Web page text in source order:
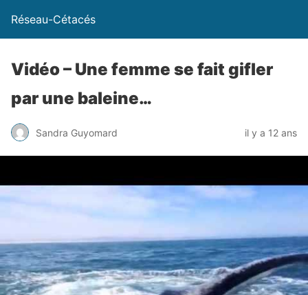
Réseau-Cétacés
Vidéo – Une femme se fait gifler
par une baleine…
Sandra Guyomard il y a 12 ans